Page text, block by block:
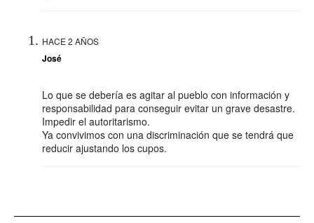
HACE 2 AÑOS
José
Lo que se debería es agitar al pueblo con información y
responsabilidad para conseguir evitar un grave desastre.
Impedir el autoritarismo.
Ya convivimos con una discriminación que se tendrá que
reducir ajustando los cupos.